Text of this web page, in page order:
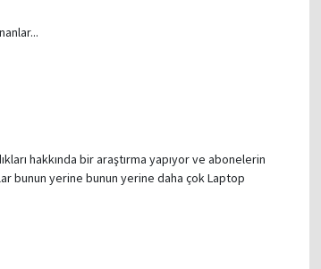
hakkında bir araştırma yapıyor ve abonelerin
bunun yerine bunun yerine daha çok Laptop